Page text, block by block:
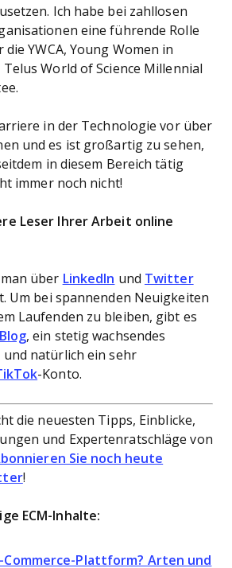
Ich habe bei zahllosen
eine führende Rolle
YWCA, Young Women in
Telus World of Science Millennial
in der Technologie vor über
und es ist großartig zu sehen,
in diesem Bereich tätig
immer noch nicht!
Leser Ihrer Arbeit online
über LinkedIn und Twitter
Um bei spannenden Neuigkeiten
Laufenden zu bleiben, gibt es
, ein stetig wachsendes
und natürlich ein sehr
-Konto.
die neuesten Tipps, Einblicke,
und Expertenratschläge von
Sie noch heute
!
ECM-Inhalte:
Commerce-Plattform? Arten und